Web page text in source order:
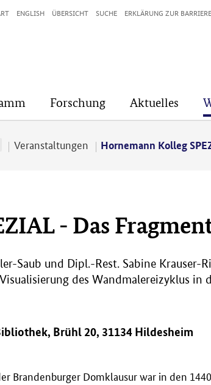
Forschung Aktuelles
ENGLISH ÜBERSICHT SUCHE ERKLÄRUNG ZUR
Veranstaltungen Hornemann Kolleg
- Das
Saub und Dipl.-Rest. Sabine Krauser-
des Wandmalereizyklus in
Brühl 20, 31134 Hildesheim
Brandenburger Domklausur war in den